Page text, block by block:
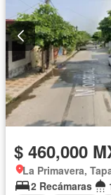
$ 460,000
La Primavera,
2 Recámaras